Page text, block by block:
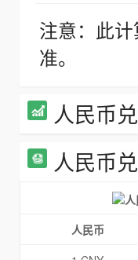
注意：此
准。
人民币
人民币
人民币